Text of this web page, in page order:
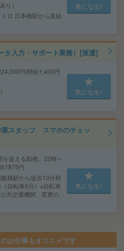
り）
ロ 日本橋駅から直結
気になる!
タ入力・サポート業務）[派遣]
円(時給1,400円
気になる!
業スタッフ スマホのチェッ
超える勤務、22時～
1875円
橋駅から徒歩10分程
自転車5分）※自転車
公共交通機関 変更の
気になる!
お仕事もオススメです